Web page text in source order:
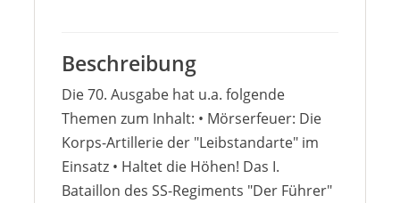
Beschreibung
Die 70. Ausgabe hat u.a. folgende
Themen zum Inhalt: • Mörserfeuer: Die
Korps-Artillerie der "Leibstandarte" im
Einsatz • Haltet die Höhen! Das I.
Bataillon des SS-Regiments "Der Führer"